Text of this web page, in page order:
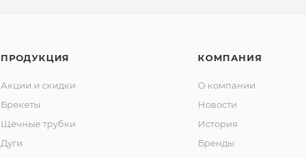
ПРОДУКЦИЯ
Акции и скидки
Брекеты
Щечные трубки
Дуги
КОМПАНИЯ
О компании
Новости
История
Бренды